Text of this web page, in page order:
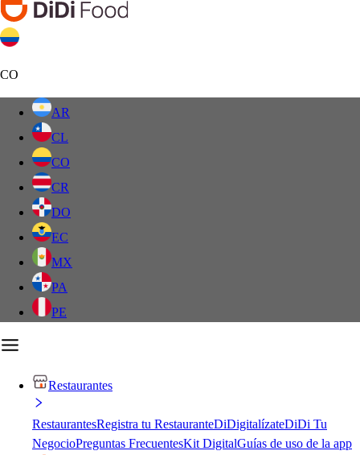
CO
AR
CL
CO
CR
DO
EC
MX
PA
PE
Restaurantes
RestaurantesRegistra tu RestauranteDiDigitalízateDiDi Tu
NegocioPreguntas FrecuentesKit DigitalGuías de uso de la app